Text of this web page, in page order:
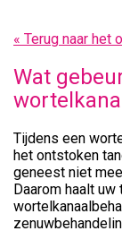
« Terug naar het
Wat
Tijdens een
het ontstoken
geneest niet
Daarom haalt